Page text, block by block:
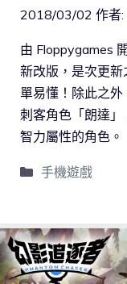
2018/03/02 作者:
由 Floppygames
新改版，是次更
單易懂！除此之
刺客角色「朗達
智力屬性的角色。
手機遊戲